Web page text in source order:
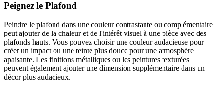
Peignez le Plafond
Peindre le plafond dans une couleur contrastante ou complémentaire
peut ajouter de la chaleur et de l'intérêt visuel à une pièce avec des
plafonds hauts. Vous pouvez choisir une couleur audacieuse pour
créer un impact ou une teinte plus douce pour une atmosphère
apaisante. Les finitions métalliques ou les peintures texturées
peuvent également ajouter une dimension supplémentaire dans un
décor plus audacieux.